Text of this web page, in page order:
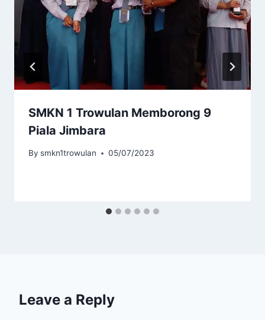
SMKN 1 Trowulan Memborong 9
Piala Jimbara
By smkn1trowulan 05/07/2023
Leave a Reply